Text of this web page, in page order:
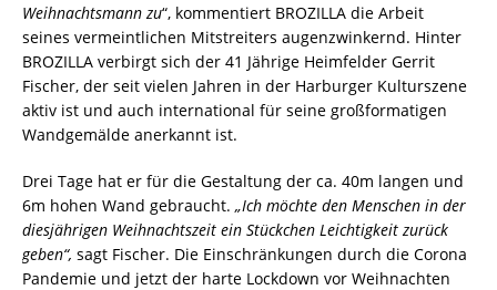
Weihnachtsmann zu“, kommentiert BROZILLA die Arbeit
seines vermeintlichen Mitstreiters augenzwinkernd. Hinter
BROZILLA verbirgt sich der 41 Jährige Heimfelder Gerrit
Fischer, der seit vielen Jahren in der Harburger Kulturszene
aktiv ist und auch international für seine großformatigen
Wandgemälde anerkannt ist.
Drei Tage hat er für die Gestaltung der ca. 40m langen und
6m hohen Wand gebraucht. „Ich möchte den Menschen in der
diesjährigen Weihnachtszeit ein Stückchen Leichtigkeit zurück
geben“, sagt Fischer. Die Einschränkungen durch die Corona
Pandemie und jetzt der harte Lockdown vor Weihnachten